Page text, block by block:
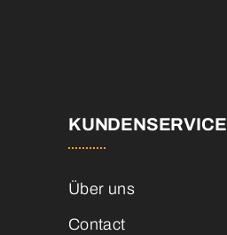
KUNDENSERVICE
Über uns
Contact